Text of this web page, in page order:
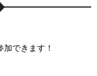
できます！